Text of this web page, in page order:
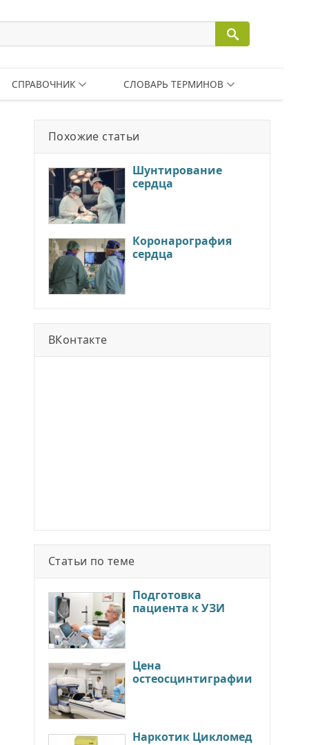
СПРАВОЧНИК СЛОВАРЬ ТЕРМИНОВ
Похожие статьи
Шунтирование
сердца
Коронарография
сердца
ВКонтакте
Статьи по теме
Подготовка
пациента к УЗИ
Цена
остеосцинтиграфии
Наркотик Цикломед